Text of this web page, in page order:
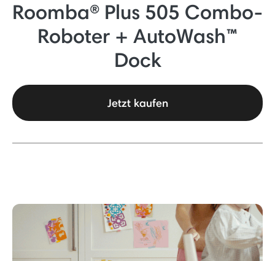
Roomba® Plus 505 Combo-
Roboter + AutoWash™
Dock
Jetzt kaufen